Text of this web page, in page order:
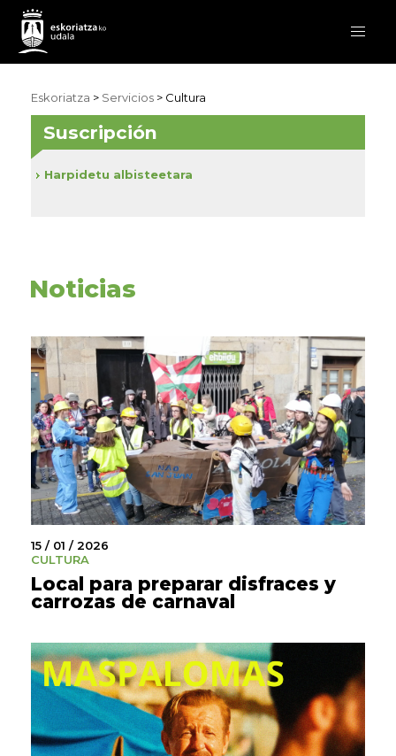
Eskoriatza > Servicios > Cultura
Noticias
15 / 01 / 2026
CULTURA
Local para preparar disfraces y
carrozas de carnaval
Suscripción
Harpidetu albisteetara